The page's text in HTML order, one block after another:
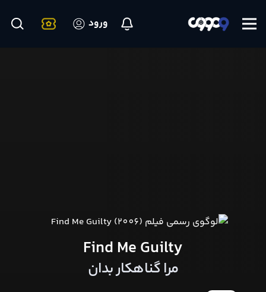
ورود
Find Me Guilty
مرا گناهکار بدان